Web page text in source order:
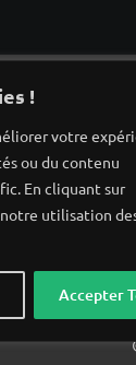
!
votre
ou du contenu
En cliquant sur
utilisation
Accepter